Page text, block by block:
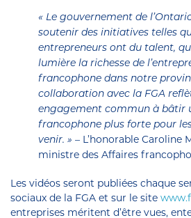
« Le gouvernement de
soutenir des initiatives telles
entrepreneurs ont du talent,
lumière la richesse de
francophone dans notre
collaboration avec la FGA
engagement commun à bâtir
francophone plus forte pour
venir. » – L’honorable Caroline
ministre des Affaires
Les vidéos seront publiées chaque
sociaux de la FGA et sur le site
entreprises méritent d’être vues,